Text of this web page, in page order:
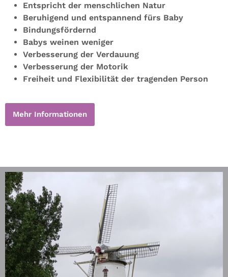
Entspricht der menschlichen Natur
Beruhigend und entspannend fürs Baby
Bindungsfördernd
Babys weinen weniger
Verbesserung der Verdauung
Verbesserung der Motorik
Freiheit und Flexibilität der tragenden Person
Mehr Informationen